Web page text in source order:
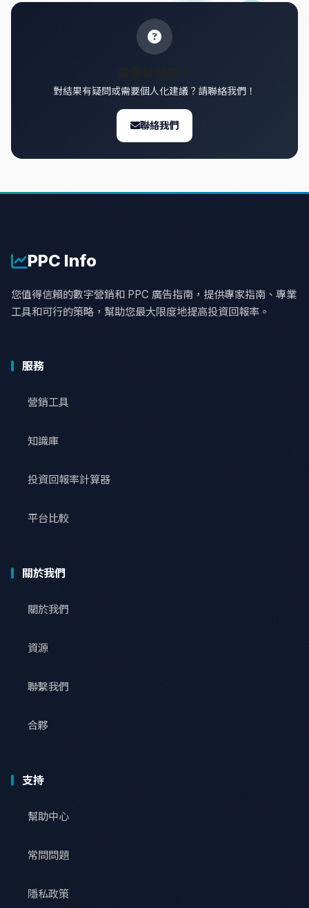
對結果有疑問或需要個人化建議？請聯絡我們！
聯絡我們
PPC Info
您值得信賴的數字營銷和 PPC 廣告指南，提供專家指南、專業
工具和可行的策略，幫助您最大限度地提高投資回報率。
服務
營銷工具
知識庫
投資回報率計算器
平台比較
關於我們
關於我們
資源
聯繫我們
合夥
支持
幫助中心
常問問題
隱私政策